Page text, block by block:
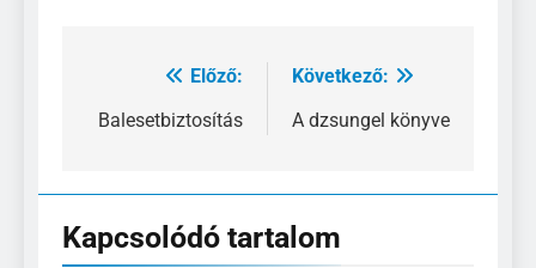
Bejegyzés
navigáció
Előző:
Balesetbiztosítás
Következő:
A dzsungel könyve
Kapcsolódó tartalom